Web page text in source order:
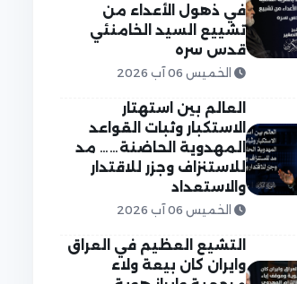
في ذهول الأعداء من
تشييع السيد الخامنئي
قدس سره
الخميس 06 آب 2026
العالم بين استهتار
الاستكبار وثبات القواعد
المهدوية الحاضنة…… مد
للاستنزاف وجزر للاقتدار
والاستعداد
الخميس 06 آب 2026
التشيع العظيم في العراق
وايران كان بيعة ولاء